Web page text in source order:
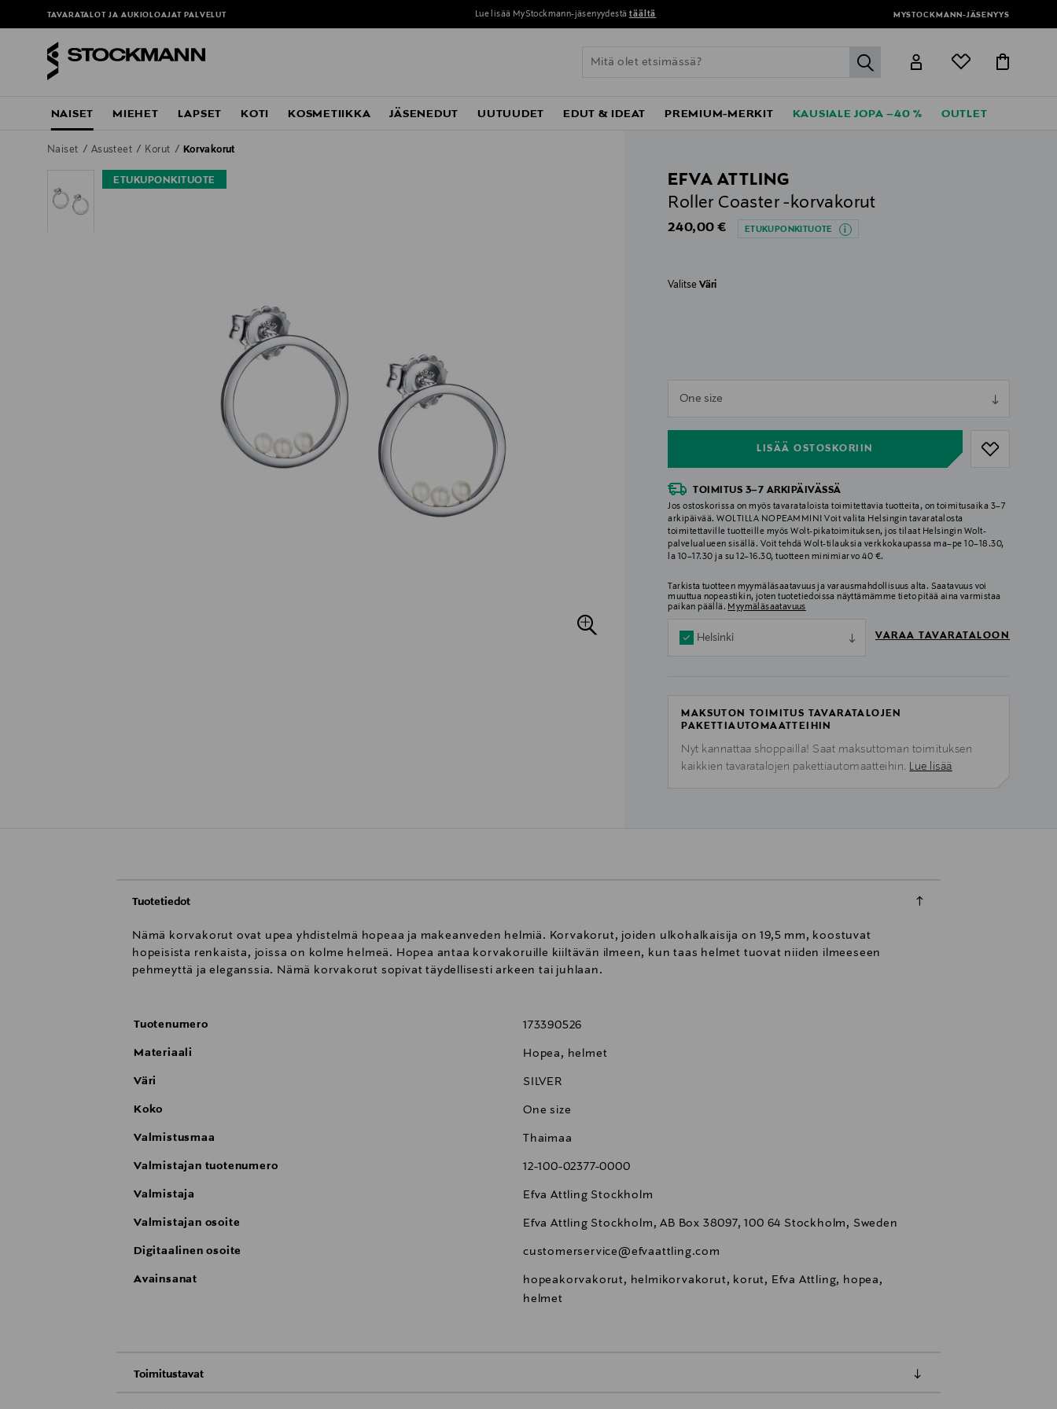
TAVARATALOT JA AUKIOLOAJAT PALVELUT Lue lisää MyStockmann-jäsenyydestä täältä MYSTOCKMANN-JÄSENYYS
label.header.go
NAISET MIEHET LAPSET KOTI KOSMETIIKKA JÄSENEDUT UUTUUDET EDUT & IDEAT PREMIUM-MERKIT KAUSIALE JOPA –40 % OUTLET
Naiset Asusteet Korut Korvakorut
ETUKUPONKITUOTE
EFVA ATTLING
Roller Coaster -korvakorut
Original Price
240,00 € ETUKUPONKITUOTE
ValitseVäri
One size
LISÄÄ OSTOSKORIIN
null
TOIMITUS 3–7 ARKIPÄIVÄSSÄ
Jos ostoskorissa on myös tavarataloista toimitettavia tuotteita, on toimitusaika 3–7
arkipäivää. WOLTILLA NOPEAMMIN! Voit valita Helsingin tavaratalosta
toimitettaville tuotteille myös Wolt-pikatoimituksen, jos tilaat Helsingin Wolt-
palvelualueen sisällä. Voit tehdä Wolt-tilauksia verkkokaupassa ma–pe 10–18.30,
la 10–17.30 ja su 12–16.30, tuotteen minimiarvo 40 €.
Tarkista tuotteen myymäläsaatavuus ja varausmahdollisuus alta. Saatavuus voi
muuttua nopeastikin, joten tuotetiedoissa näyttämämme tieto pitää aina varmistaa
paikan päällä. Myymäläsaatavuus
Helsinki VARAA TAVARATALOON
MAKSUTON TOIMITUS TAVARATALOJEN
PAKETTIAUTOMAATTEIHIN
Nyt kannattaa shoppailla! Saat maksuttoman toimituksen
kaikkien tavaratalojen pakettiautomaatteihin. Lue lisää
Tuotetiedot
Nämä korvakorut ovat upea yhdistelmä hopeaa ja makeanveden helmiä. Korvakorut, joiden ulkohalkaisija on 19,5 mm, koostuvat
hopeisista renkaista, joissa on kolme helmeä. Hopea antaa korvakoruille kiiltävän ilmeen, kun taas helmet tuovat niiden ilmeeseen
pehmeyttä ja eleganssia. Nämä korvakorut sopivat täydellisesti arkeen tai juhlaan.
Tuotenumero 173390526
Materiaali Hopea, helmet
Väri SILVER
Koko One size
Valmistusmaa Thaimaa
Valmistajan tuotenumero 12-100-02377-0000
Valmistaja Efva Attling Stockholm
Valmistajan osoite Efva Attling Stockholm, AB Box 38097, 100 64 Stockholm, Sweden
Digitaalinen osoite customerservice@efvaattling.com
Avainsanat
hopeakorvakorut, helmikorvakorut, korut, Efva Attling, hopea,
helmet
Toimitustavat